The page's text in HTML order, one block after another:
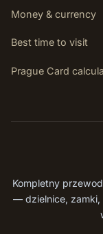
Money & currency
Best time to visit
Prague Card
Kompletny
— dzielnice, zamki,